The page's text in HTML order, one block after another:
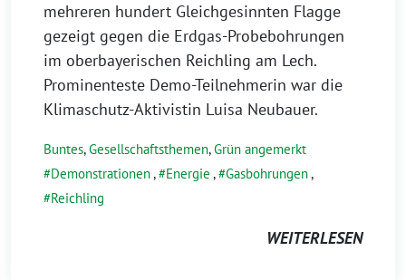
mehreren hundert Gleichgesinnten Flagge
gezeigt gegen die Erdgas-Probebohrungen
im oberbayerischen Reichling am Lech.
Prominenteste Demo-Teilnehmerin war die
Klimaschutz-Aktivistin Luisa Neubauer.
Buntes,Gesellschaftsthemen,Grün angemerkt
Demonstrationen, Energie , Gasbohrungen,
Reichling
WEITERLESEN